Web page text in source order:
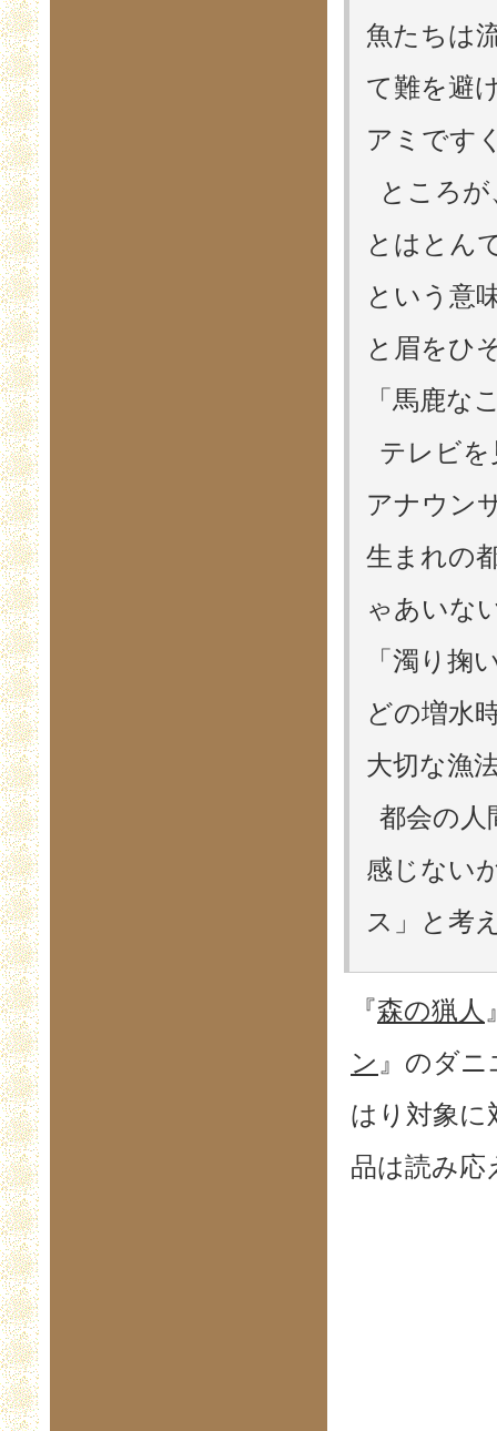
魚たちは
て難を避
アミです
ところが
とはとん
という意
と眉をひ
「馬鹿な
テレビ
アナウン
生まれの
ゃあいな
「濁り掬
どの増水
大切な漁
都会の人
感じない
ス」と考
『森の猟人
ン 』のダ
はり対象に
品は読み応